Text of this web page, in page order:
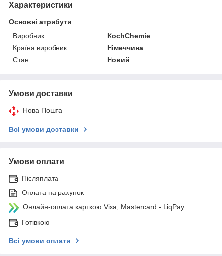
Характеристики
Основні атрибути
Виробник
KochChemie
Країна виробник
Німеччина
Стан
Новий
Умови доставки
Нова Пошта
Всі умови доставки
Умови оплати
Післяплата
Оплата на рахунок
Онлайн-оплата карткою Visa, Mastercard - LiqPay
Готівкою
Всі умови оплати